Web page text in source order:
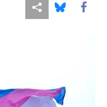
Share this via Facebook
this via Bluesky
Share this via مشاركة